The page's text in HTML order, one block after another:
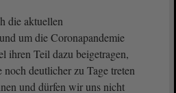
die aktuellen
um die Coronapandemie
ihren Teil dazu beigetragen,
noch deutlicher zu Tage treten
und dürfen wir uns nicht